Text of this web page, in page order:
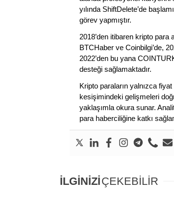
yılında ShiftDelete’de
görev yapmıştır.
2018’den itibaren kripto
BTCHaber ve Coinbilgi’de,
2022’den bu yana
desteği sağlamaktadır.
Kripto paraların yalnızca
kesişimindeki gelişmeleri
yaklaşımla okura sunar.
para haberciliğine katkı
İLGİNİZİÇEKEBİLİR